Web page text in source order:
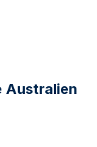
Australien